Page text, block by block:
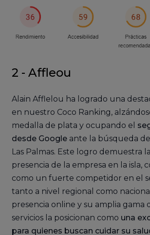
2 - Affleou
Alain Afflelou ha logrado una
en nuestro Coco Ranking,
medalla de plata y ocupando el
desde Google ante la búsqueda
Las Palmas. Este logro demuestra
presencia de la empresa en la isla,
como un fuerte competidor en el
tanto a nivel regional como
presencia online y su amplia gama
servicios la posicionan como una
para quienes buscan cuidar su